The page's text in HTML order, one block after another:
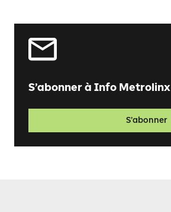
S’abonner à Info Metrolinx
S’abonner